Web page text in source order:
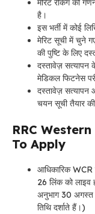
मेरिट रैंकिंग की
है।
इस भर्ती में कोई
मेरिट सूची में चुने गए
की पुष्टि के लिए
दस्तावेज़ सत्यापन
मेडिकल फिटनेस
दस्तावेज़ सत्यापन
चयन सूची तैयार
RRC
To Apply
आधिकारिक
26 लिंक को लाइव
अनुभाग 30
तिथि दर्शाते हैं।)